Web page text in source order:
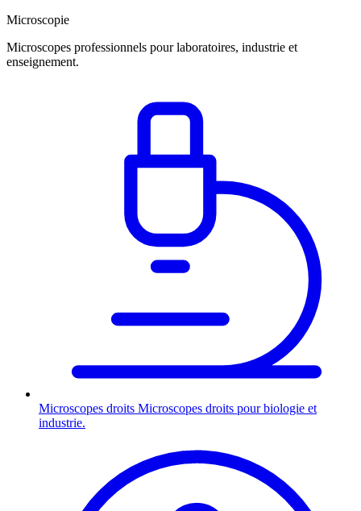
Microscopie
Microscopes professionnels pour laboratoires, industrie et
enseignement.
Microscopes droits Microscopes droits pour biologie et
industrie.